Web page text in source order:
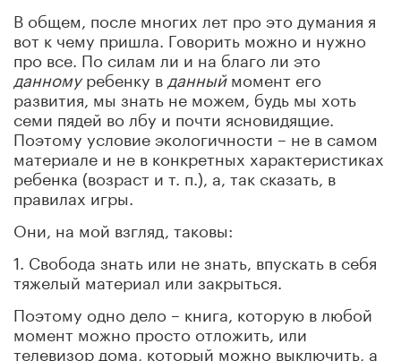
В общем, после многих лет про это думания я
вот к чему пришла. Говорить можно и нужно
про все. По силам ли и на благо ли это
данномуребенку в данныймомент его
развития, мы знать не можем, будь мы хоть
семи пядей во лбу и почти ясновидящие.
Поэтому условие экологичности – не в самом
материале и не в конкретных характеристиках
ребенка (возраст и т. п.), а, так сказать, в
правилах игры.
Они, на мой взгляд, таковы:
1. Свобода знать или не знать, впускать в себя
тяжелый материал или закрыться.
Поэтому одно дело – книга, которую в любой
момент можно просто отложить, или
телевизор дома, который можно выключить, а